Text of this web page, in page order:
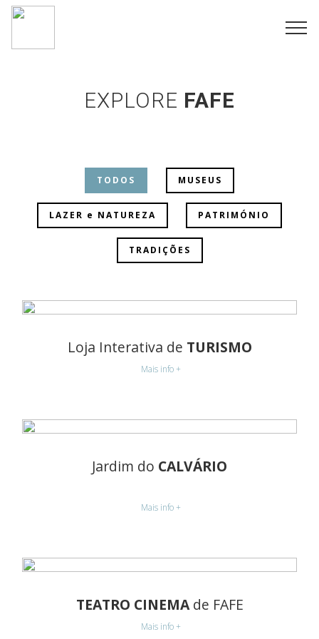
EXPLORE FAFE
TODOS MUSEUS
LAZER e NATUREZA PATRIMÓNIO
TRADIÇÕES
Loja Interativa de TURISMO
Mais info +
Jardim do CALVÁRIO
Mais info +
TEATRO CINEMAde FAFE
Mais info +